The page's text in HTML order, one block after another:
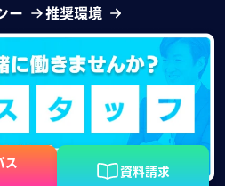
ス
資料請求
ー
推奨環境